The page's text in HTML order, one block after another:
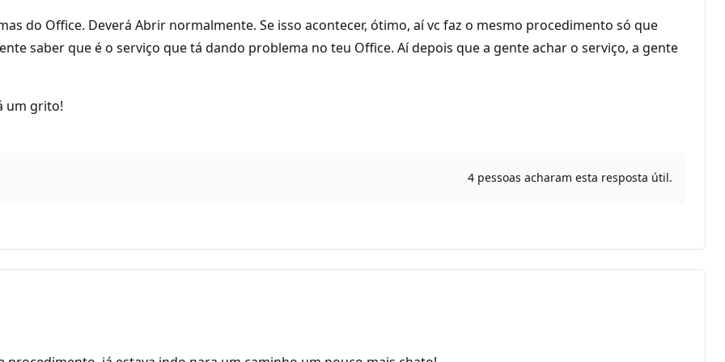
do Office. Deverá Abrir normalmente. Se isso acontecer, ótimo, aí vc faz o mesmo procedimento só que
saber que é o serviço que tá dando problema no teu Office. Aí depois que a gente achar o serviço, a gente
um grito!
4 pessoas acharam esta resposta útil.